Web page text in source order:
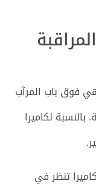
فوق باب المرآب
لكاميرا
تنظر في